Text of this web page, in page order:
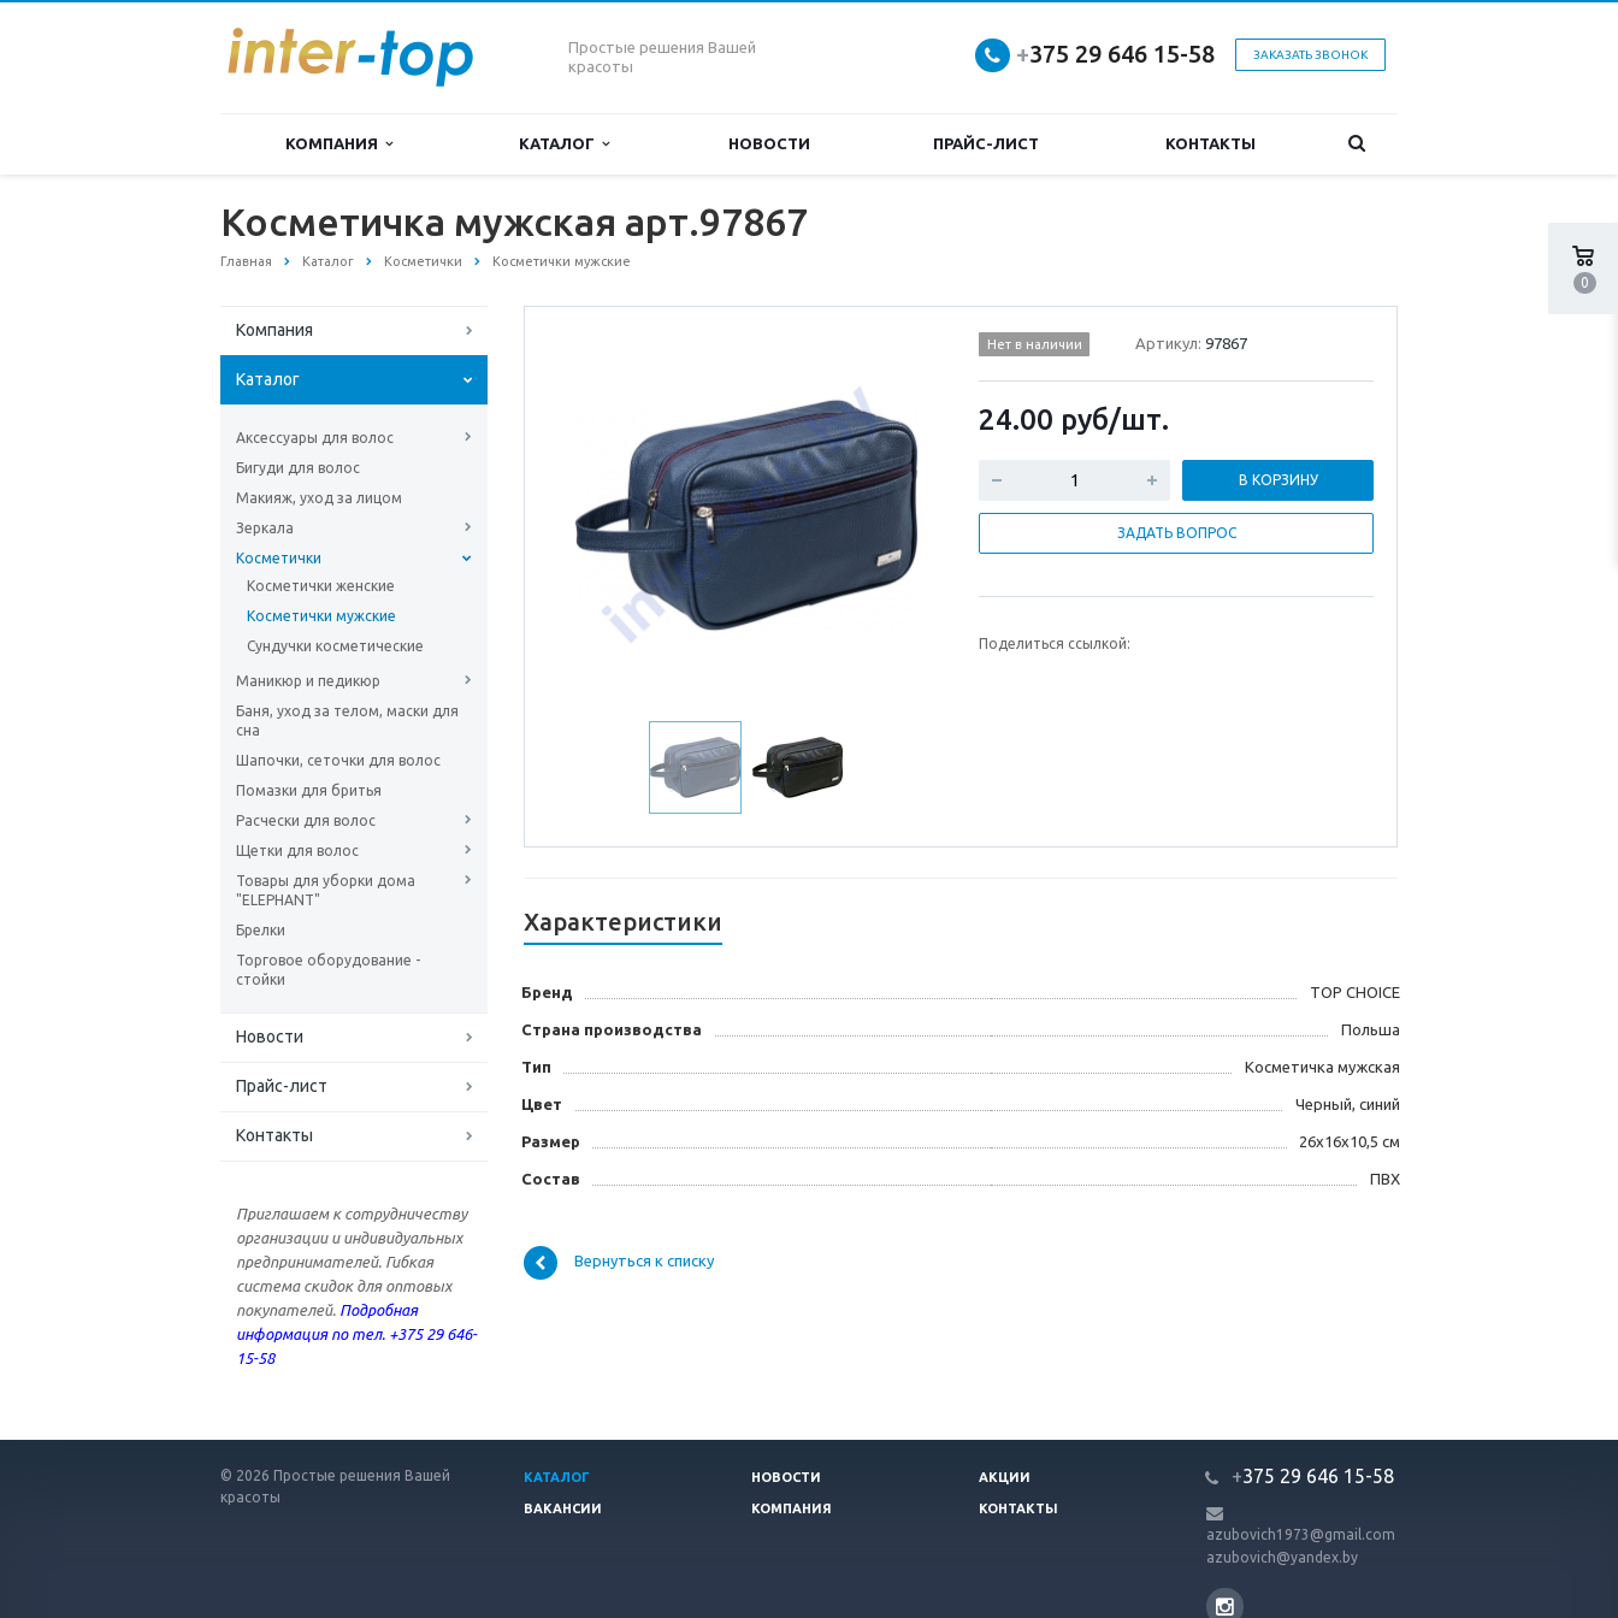
0
Простые решения Вашей
красоты
ЗАКАЗАТЬ ЗВОНОК
+375 29 646 15-58
КОМПАНИЯ КАТАЛОГ НОВОСТИ ПРАЙС-ЛИСТ КОНТАКТЫ
Косметичка мужская арт.97867
Главная Каталог Косметички Косметички мужские
Компания
Каталог
Аксессуары для волос
Бигуди для волос
Макияж, уход за лицом
Зеркала
Косметички
Косметички женские
Косметички мужские
Сундучки косметические
Маникюр и педикюр
Баня, уход за телом, маски для
сна
Шапочки, сеточки для волос
Помазки для бритья
Расчески для волос
Щетки для волос
Товары для уборки дома
"ELEPHANT"
Брелки
Торговое оборудование -
стойки
Новости
Прайс-лист
Контакты
Приглашаем к сотрудничеству
организации и индивидуальных
предпринимателей. Гибкая
система скидок для оптовых
покупателей. Подробная
информация по тел. +375 29 646-
15-58
Нет в наличии Артикул:97867
24.00 руб/шт.
В КОРЗИНУ
ЗАДАТЬ ВОПРОС
Поделиться ссылкой:
Характеристики
Бренд TOP CHOICE
Страна производства Польша
Тип Косметичка мужская
Цвет Черный, синий
Размер 26х16х10,5 см
Состав ПВХ
Вернуться к списку
© 2026 Простые решения Вашей
красоты
КАТАЛОГ НОВОСТИ АКЦИИ
ВАКАНСИИ КОМПАНИЯ КОНТАКТЫ
+375 29 646 15-58
azubovich1973@gmail.com
azubovich@yandex.by